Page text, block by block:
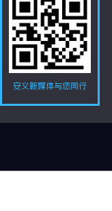
安义新媒体与您同行